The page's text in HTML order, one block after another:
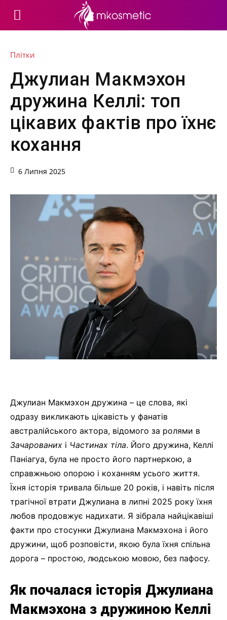
Плітки
Джулиан Макмэхон
дружина Келлі: топ
цікавих фактів про їхнє
кохання
6 Липня 2025
Джулиан Макмэхон дружина – це слова, які
одразу викликають цікавість у фанатів
австралійського актора, відомого за ролями в
Зачарованих і Частинах тіла. Його дружина, Келлі
Паніагуа, була не просто його партнеркою, а
справжньою опорою і коханням усього життя.
Їхня історія тривала більше 20 років, і навіть після
трагічної втрати Джулиана в липні 2025 року їхня
любов продовжує надихати. Я зібрала найцікавіші
факти про стосунки Джулиана Макмэхона і його
дружини, щоб розповісти, якою була їхня спільна
дорога – простою, людською мовою, без пафосу.
Як почалася історія Джулиана
Макмэхона з дружиною Келлі